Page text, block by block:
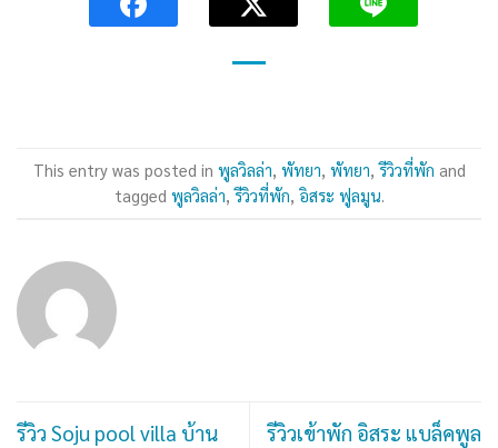
This entry was posted in พูลวิลล่า, พัทยา, พัทยา,รีวิวที่พัก and
tagged พูลวิลล่า,รีวิวที่พัก, อิสระ ฟูลมูน.
รีวิว Soju pool villa บ้าน
รีวิวเข้าพัก อิสระ แบล็คพูล